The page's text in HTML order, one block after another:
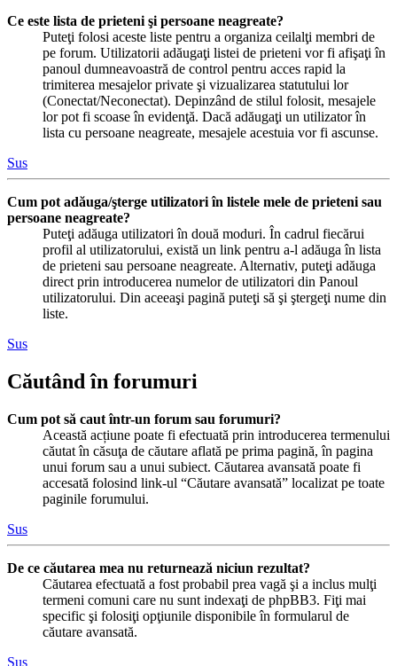
Ce este lista de prieteni şi persoane neagreate?
Puteţi folosi aceste liste pentru a organiza ceilalţi membri de
pe forum. Utilizatorii adăugaţi listei de prieteni vor fi afişaţi în
panoul dumneavoastră de control pentru acces rapid la
trimiterea mesajelor private şi vizualizarea statutului lor
(Conectat/Neconectat). Depinzând de stilul folosit, mesajele
lor pot fi scoase în evidenţă. Dacă adăugaţi un utilizator în
lista cu persoane neagreate, mesajele acestuia vor fi ascunse.
Sus
Cum pot adăuga/şterge utilizatori în listele mele de prieteni sau
persoane neagreate?
Puteţi adăuga utilizatori în două moduri. În cadrul fiecărui
profil al utilizatorului, există un link pentru a-l adăuga în lista
de prieteni sau persoane neagreate. Alternativ, puteţi adăuga
direct prin introducerea numelor de utilizatori din Panoul
utilizatorului. Din aceeaşi pagină puteţi să şi ştergeţi nume din
liste.
Sus
Căutând în forumuri
Cum pot să caut într-un forum sau forumuri?
Această acțiune poate fi efectuată prin introducerea termenului
căutat în căsuţa de căutare aflată pe prima pagină, în pagina
unui forum sau a unui subiect. Căutarea avansată poate fi
accesată folosind link-ul “Căutare avansată” localizat pe toate
paginile forumului.
Sus
De ce căutarea mea nu returnează niciun rezultat?
Căutarea efectuată a fost probabil prea vagă şi a inclus mulţi
termeni comuni care nu sunt indexaţi de phpBB3. Fiţi mai
specific şi folosiţi opţiunile disponibile în formularul de
căutare avansată.
Sus